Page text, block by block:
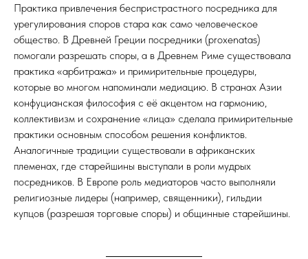
Практика привлечения беспристрастного посредника для
урегулирования споров стара как само человеческое
общество. В Древней Греции посредники (proxenatas)
помогали разрешать споры, а в Древнем Риме существовала
практика «арбитража» и примирительные процедуры,
которые во многом напоминали медиацию. В странах Азии
конфуцианская философия с её акцентом на гармонию,
коллективизм и сохранение «лица» сделала примирительные
практики основным способом решения конфликтов.
Аналогичные традиции существовали в африканских
племенах, где старейшины выступали в роли мудрых
посредников. В Европе роль медиаторов часто выполняли
религиозные лидеры (например, священники), гильдии
купцов (разрешая торговые споры) и общинные старейшины.